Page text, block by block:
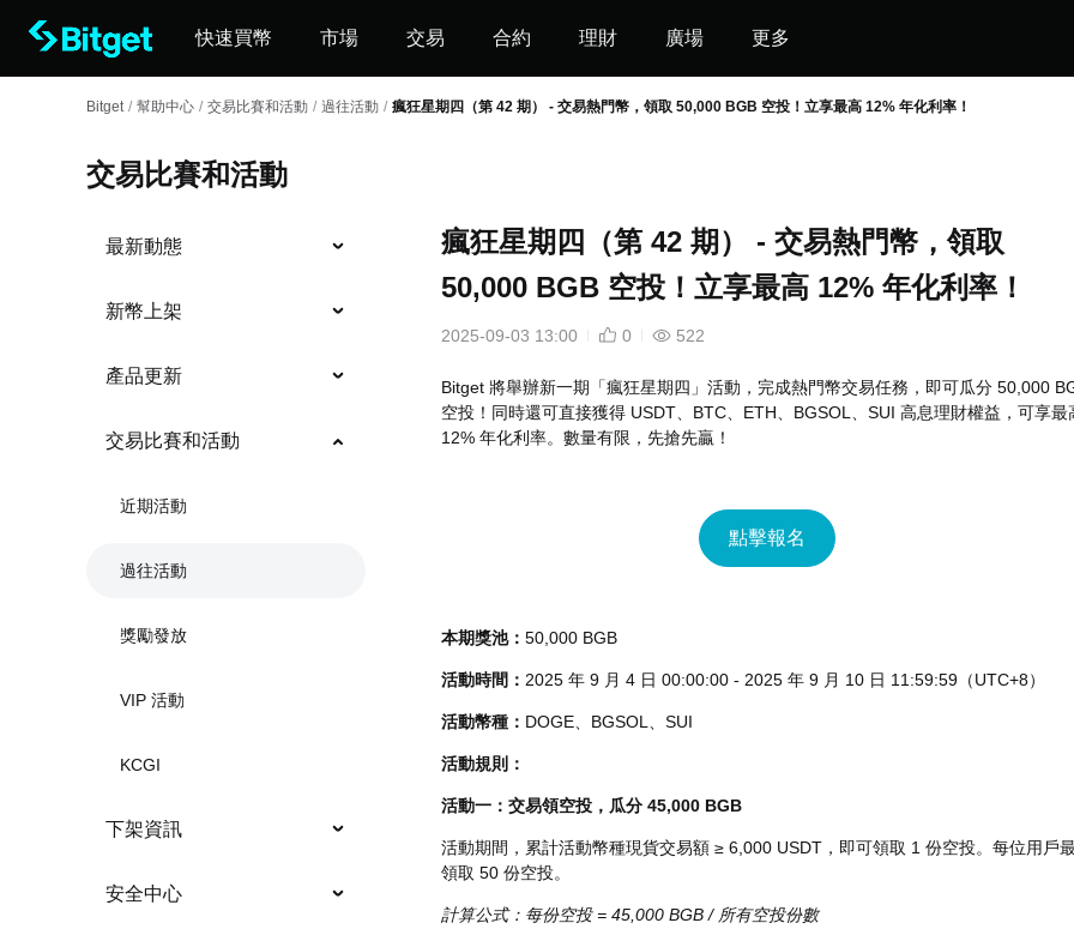
快速買幣 市場 交易 合約 理財 廣場 更多
Bitget / 幫助中心 / 交易比賽和活動 / 過往活動 / 瘋狂星期四（第 42 期） - 交易熱門幣，領取 50,000 BGB 空投！立享最高 12% 年化利率！
交易比賽和活動
最新動態
新幣上架
產品更新
交易比賽和活動
近期活動
過往活動
獎勵發放
VIP 活動
KCGI
下架資訊
安全中心
瘋狂星期四（第 42 期） - 交易熱門幣，領取
50,000 BGB 空投！立享最高 12% 年化利率！
2025-09-03 13:00 0 522
Bitget 將舉辦新一期「瘋狂星期四」活動，完成熱門幣交易任務，即可瓜分 50,000
空投！同時還可直接獲得 USDT、BTC、ETH、BGSOL、SUI 高息理財權益，可享最
12% 年化利率。數量有限，先搶先贏！
點擊報名
本期獎池： 50,000 BGB
活動時間： 2025 年 9 月 4 日 00:00:00 - 2025 年 9 月 10 日 11:59:59（UTC+8）
活動幣種： DOGE、BGSOL、SUI
活動規則：
活動一：交易領空投，瓜分 45,000 BGB
活動期間，累計活動幣種現貨交易額 ≥ 6,000 USDT，即可領取 1 份空投。每位用戶
領取 50 份空投。
計算公式：每份空投 = 45,000 BGB / 所有空投份數